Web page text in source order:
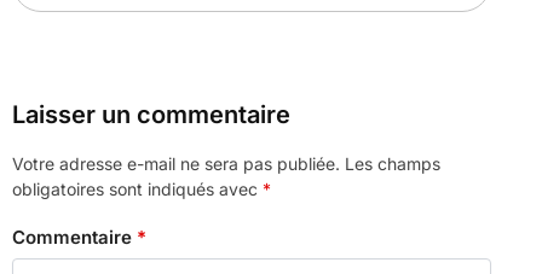
Laisser un commentaire
Votre adresse e-mail ne sera pas publiée. Les champs
obligatoires sont indiqués avec *
Commentaire *